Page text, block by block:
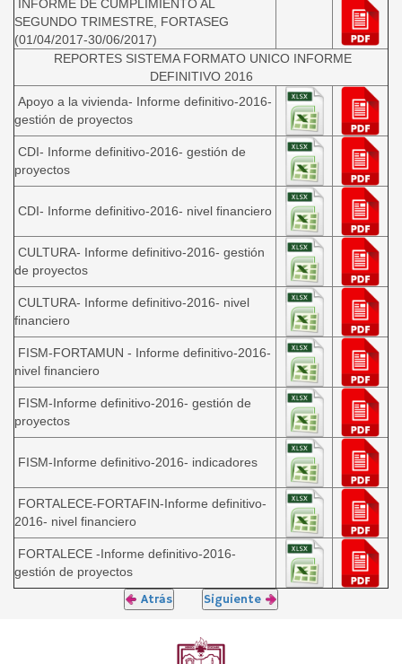
INFORME DE CUMPLIMIENTO AL
SEGUNDO TRIMESTRE, FORTASEG
(01/04/2017-30/06/2017)
REPORTES SISTEMA FORMATO UNICO INFORME
DEFINITIVO 2016
Apoyo a la vivienda- Informe definitivo-2016-
gestión de proyectos
CDI- Informe definitivo-2016- gestión de
proyectos
CDI- Informe definitivo-2016- nivel financiero
CULTURA- Informe definitivo-2016- gestión
de proyectos
CULTURA- Informe definitivo-2016- nivel
financiero
FISM-FORTAMUN - Informe definitivo-2016-
nivel financiero
FISM-Informe definitivo-2016- gestión de
proyectos
FISM-Informe definitivo-2016- indicadores
FORTALECE-FORTAFIN-Informe definitivo-
2016- nivel financiero
FORTALECE -Informe definitivo-2016-
gestión de proyectos
Atrás Siguiente